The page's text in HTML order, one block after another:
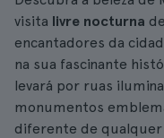
visita livre nocturna
encantadores da
na sua fascinante
levará por ruas
monumentos
diferente de qualquer